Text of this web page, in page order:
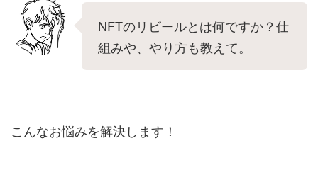
NFTのリビールとは何ですか？仕
組みや、やり方も教えて。
こんなお悩みを解決します！